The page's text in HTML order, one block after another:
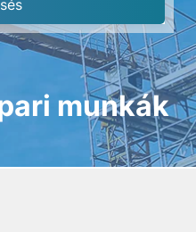
munkák